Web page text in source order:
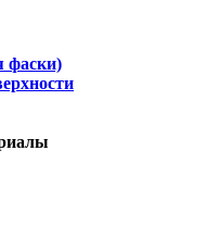
фаски)